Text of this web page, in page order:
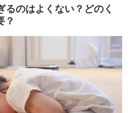
るのはよくない？どのく
？